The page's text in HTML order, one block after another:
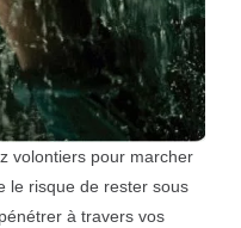
volontiers pour marcher
le risque de rester sous
à travers vos